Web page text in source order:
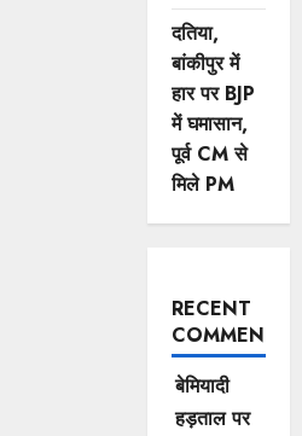
दतिया,
बांकीपुर में
हार पर BJP
में घमासान,
पूर्व CM से
मिले PM
RECENT
COMMENTS
बेमियादी
हड़ताल पर